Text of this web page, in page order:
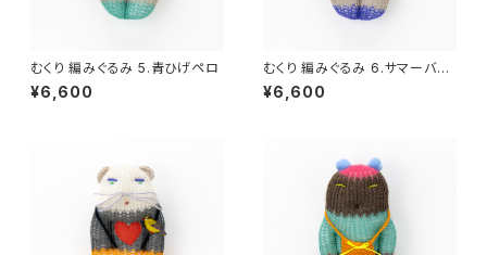
むくり 編みぐるみ 5.青ひげペロ
¥6,600
むくり 編みぐるみ 6.サマーバケ
ーション
¥6,600